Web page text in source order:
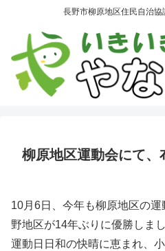
長野市柳原地区住民自治
柳原地区運動会にて、
10月6日、今年も柳原地区の
野地区が14年ぶりに優勝しまし
運動日日和の快晴に恵まれ、